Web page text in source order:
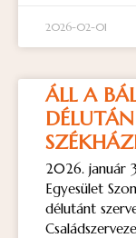
2026-02-01
ÁLL A
2026. január
Egyesület
délutánt